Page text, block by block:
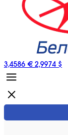
3,4586 € 2,9974 $